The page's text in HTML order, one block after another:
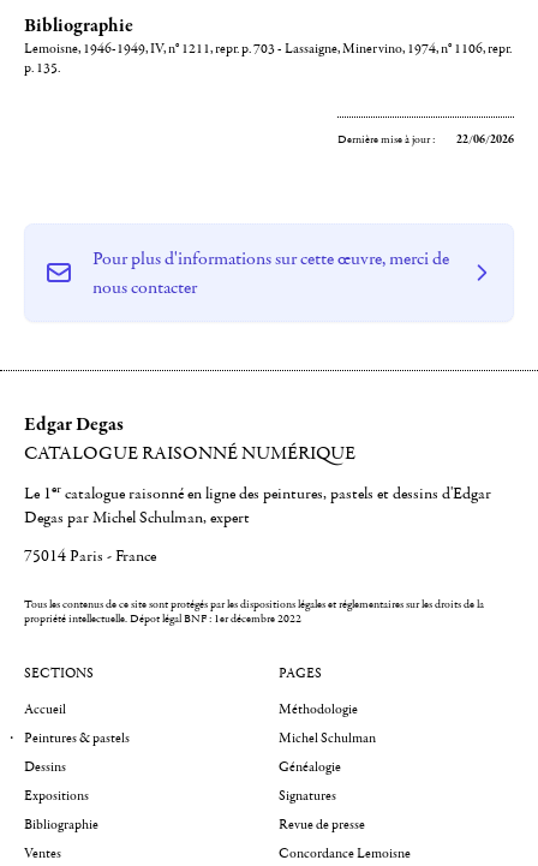
Bibliographie
Lemoisne, 1946-1949, IV, n° 1211, repr. p. 703 - Lassaigne, Minervino, 1974, n° 1106, repr.
p. 135.
Dernière mise à jour : 22/06/2026
Pour plus d'informations sur cette œuvre, merci de
nous contacter
Edgar Degas
CATALOGUE RAISONNÉ NUMÉRIQUE
Le 1er catalogue raisonné en ligne des peintures, pastels et dessins d'Edgar
Degas par Michel Schulman, expert
75014 Paris - France
Tous les contenus de ce site sont protégés par les dispositions légales et réglementaires sur les droits de la
propriété intellectuelle.Dépot légal BNF : 1er décembre 2022
SECTIONS
Accueil
Peintures & pastels
Dessins
Expositions
Bibliographie
Ventes
PAGES
Méthodologie
Michel Schulman
Généalogie
Signatures
Revue de presse
Concordance Lemoisne